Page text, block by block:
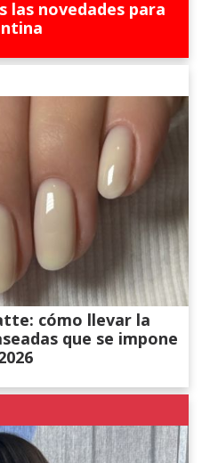
novedades para
cómo llevar la
que se impone